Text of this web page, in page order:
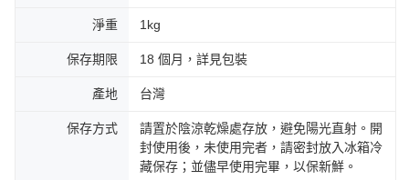
淨重 1kg
保存期限 18 個月，詳見包裝
產地 台灣
保存方式
請置於陰涼乾燥處存放，避免陽光直射。開
封使用後，未使用完者，請密封放入冰箱冷
藏保存；並儘早使用完畢，以保新鮮。